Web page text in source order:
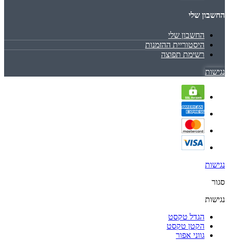
החשבון שלי
החשבון שלי
היסטוריית ההזמנות
רשימת תפוצה
נגישות
נגישות
סגור
נגישות
הגדל טקסט
הקטן טקסט
גווני אפור